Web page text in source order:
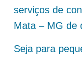
serviços de
Mata – MG de
Seja para